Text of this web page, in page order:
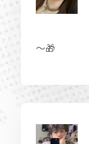
～🎁